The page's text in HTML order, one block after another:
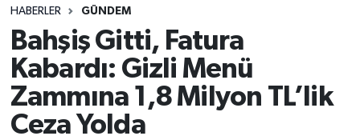
HABERLER GÜNDEM
Bahşiş Gitti, Fatura
Kabardı: Gizli Menü
Zammına 1,8 Milyon TL’lik
Ceza Yolda
EKONOMİ
SPOR
SAĞLIK
Süper Lig Puan Durumu ve Fikstür
Tüm Manşetler
Son Dakika Haberleri